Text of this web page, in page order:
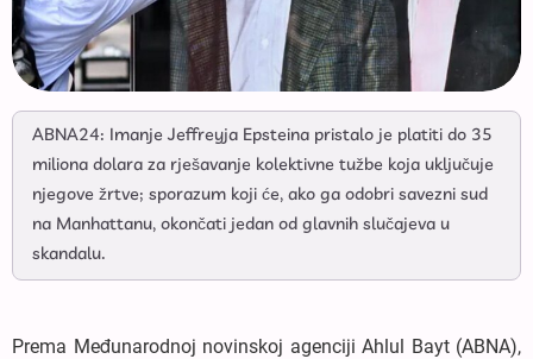
ABNA24: Imanje Jeffreyja Epsteina pristalo je platiti do 35
miliona dolara za rješavanje kolektivne tužbe koja uključuje
njegove žrtve; sporazum koji će, ako ga odobri savezni sud
na Manhattanu, okončati jedan od glavnih slučajeva u
skandalu.
Prema Međunarodnoj novinskoj agenciji Ahlul Bayt (ABNA),